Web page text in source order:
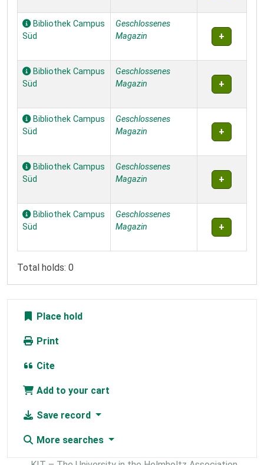
Bibliothek Campus
Süd
Geschlossenes
Magazin
Bibliothek Campus
Süd
Geschlossenes
Magazin
Bibliothek Campus
Süd
Geschlossenes
Magazin
Bibliothek Campus
Süd
Geschlossenes
Magazin
Bibliothek Campus
Süd
Geschlossenes
Magazin
Total holds: 0
Place hold
Print
Cite
Add to your cart
Save record
More searches